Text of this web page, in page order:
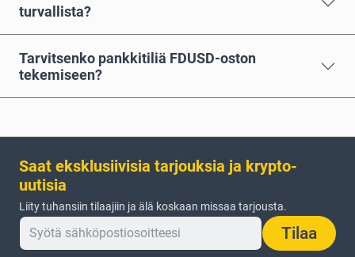
turvallista?
Tarvitsenko pankkitiliä FDUSD-oston
tekemiseen?
Saat eksklusiivisia tarjouksia ja krypto-
uutisia
Liity tuhansiin tilaajiin ja älä koskaan missaa tarjousta.
Tilaa